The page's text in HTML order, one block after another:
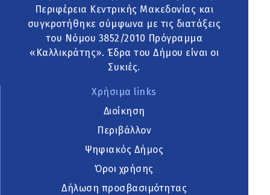
Περιφέρεια Κεντρικής Μακεδονίας και
συγκροτήθηκε σύμφωνα με τις διατάξεις
του Νόμου 3852/2010 Πρόγραμμα
«Καλλικράτης». Έδρα του Δήμου είναι οι
Συκιές.
Χρήσιμα links
Διοίκηση
Περιβάλλον
Ψηφιακός Δήμος
Όροι χρήσης
Δήλωση προσβασιμότητας